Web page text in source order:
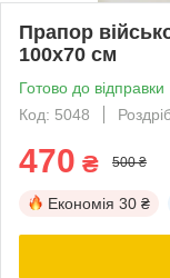
Прапор
100х70 см
Готово до відправки
Код: 5048
470 ₴ 500 ₴
Економія 30 ₴